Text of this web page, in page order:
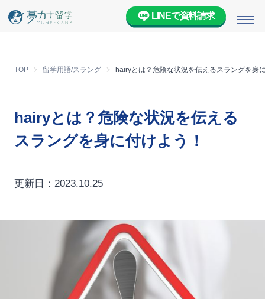
メ
LINEで資料請求
TOP 留学用語/スラング hairyとは？危険な状況を伝えるスラングを身
hairyとは？危険な状況を伝える
スラングを身に付けよう！
更新日：2023.10.25